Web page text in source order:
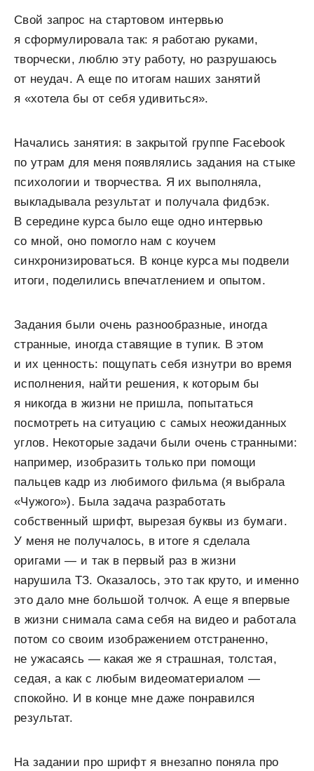
Свой запрос на стартовом интервью
я сформулировала так: я работаю руками,
творчески, люблю эту работу, но разрушаюсь
от неудач. А еще по итогам наших занятий
я «хотела бы от себя удивиться».
Начались занятия: в закрытой группе Facebook
по утрам для меня появлялись задания на стыке
психологии и творчества. Я их выполняла,
выкладывала результат и получала фидбэк.
В середине курса было еще одно интервью
со мной, оно помогло нам с коучем
синхронизироваться. В конце курса мы подвели
итоги, поделились впечатлением и опытом.
Задания были очень разнообразные, иногда
странные, иногда ставящие в тупик. В этом
и их ценность: пощупать себя изнутри во время
исполнения, найти решения, к которым бы
я никогда в жизни не пришла, попытаться
посмотреть на ситуацию с самых неожиданных
углов. Некоторые задачи были очень странными:
например, изобразить только при помощи
пальцев кадр из любимого фильма (я выбрала
«Чужого»). Была задача разработать
собственный шрифт, вырезая буквы из бумаги.
У меня не получалось, в итоге я сделала
оригами — и так в первый раз в жизни
нарушила ТЗ. Оказалось, это так круто, и именно
это дало мне большой толчок. А еще я впервые
в жизни снимала сама себя на видео и работала
потом со своим изображением отстраненно,
не ужасаясь — какая же я страшная, толстая,
седая, а как с любым видеоматериалом —
спокойно. И в конце мне даже понравился
результат.
На задании про шрифт я внезапно поняла про